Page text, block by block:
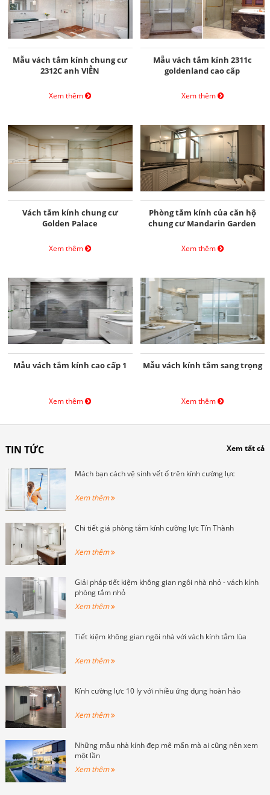
Mẫu vách tắm kính chung cư
2312C anh VIỄN
Xem thêm
Mẫu vách tắm kính 2311c
goldenland cao cấp
Xem thêm
Vách tắm kính chung cư
Golden Palace
Xem thêm
Phòng tắm kính của căn hộ
chung cư Mandarin Garden
Xem thêm
Mẫu vách tắm kính cao cấp 1
Xem thêm
Mẫu vách kính tắm sang trọng
Xem thêm
TIN TỨC Xem tất cả
Mách bạn cách vệ sinh vết ố trên kính cường lực
Xem thêm
Chi tiết giá phòng tắm kính cường lực Tín Thành
Xem thêm
Giải pháp tiết kiệm không gian ngôi nhà nhỏ - vách kính
phòng tắm nhỏ
Xem thêm
Tiết kiệm không gian ngôi nhà với vách kính tắm lùa
Xem thêm
Kính cường lực 10 ly với nhiều ứng dụng hoàn hảo
Xem thêm
Những mẫu nhà kính đẹp mê mẩn mà ai cũng nên xem
một lần
Xem thêm